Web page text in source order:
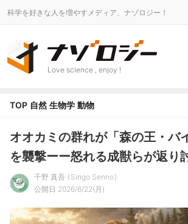
科学を好きな人を増やすメディア、ナゾロジー！
Love science , enjoy !
TOP 自然 生物学 動物
オオカミの群れが「森の王・バ
を襲撃ーー怒れる成獣らが返り
千野 真吾
Singo Senno
公開日 2026/6/22(月)